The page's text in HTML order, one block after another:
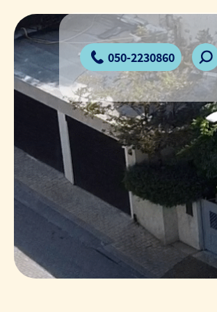
050-2230860